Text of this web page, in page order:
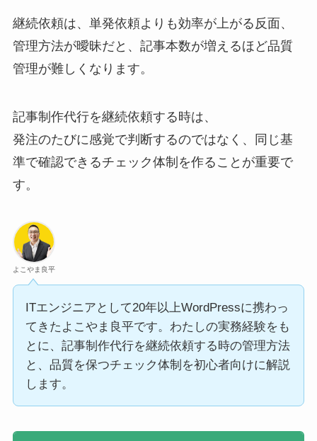
継続依頼は、単発依頼よりも効率が上がる反面、
管理方法が曖昧だと、記事本数が増えるほど品質
管理が難しくなります。
記事制作代行を継続依頼する時は、
発注のたびに感覚で判断するのではなく、同じ基
準で確認できるチェック体制を作ることが重要で
す。
よこやま良平
ITエンジニアとして20年以上WordPressに携わっ
てきたよこやま良平です。わたしの実務経験をも
とに、記事制作代行を継続依頼する時の管理方法
と、品質を保つチェック体制を初心者向けに解説
します。